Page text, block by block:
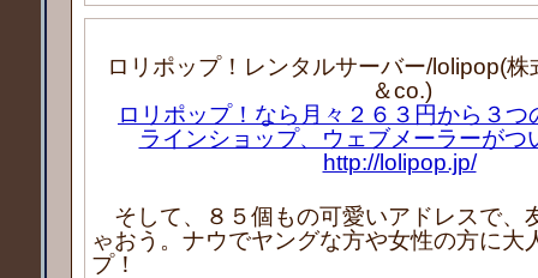
ロリポップ！レンタルサーバー/lolipop(
＆co.)
ロリポップ！なら月々２６３円から３つ
ラインショップ、ウェブメーラーがつ
http://lolipop.jp/
そして、８５個もの可愛いアドレスで、
ゃおう。ナウでヤングな方や女性の方に大
プ！